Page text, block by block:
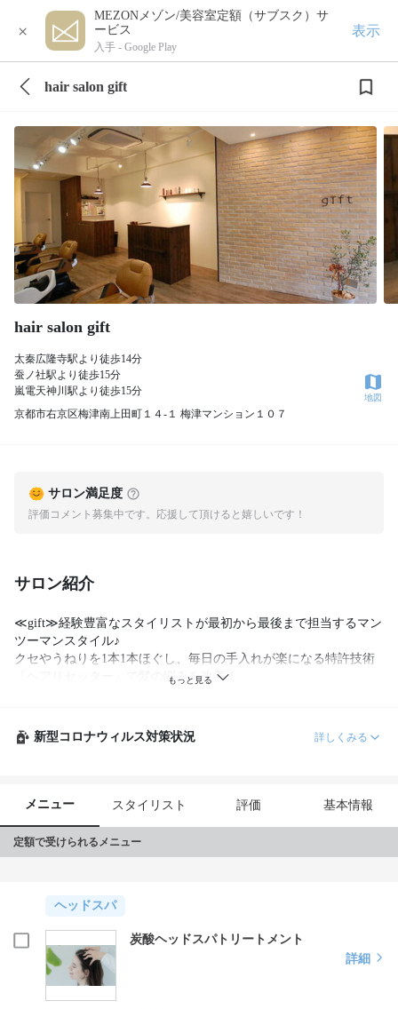
×
MEZONメゾン/美容室定額（サブスク）サ
ービス
入手 - Google Play
表示
hair salon gift
hair salon gift
太秦広隆寺駅より徒歩14分
蚕ノ社駅より徒歩15分
嵐電天神川駅より徒歩15分
京都市右京区梅津南上田町１４-１ 梅津マンション１０７
地図
サロン満足度
評価コメント募集中です。応援して頂けると嬉しいです！
サロン紹介
≪gift≫経験豊富なスタイリストが最初から最後まで担当するマン
ツーマンスタイル♪
クセやうねりを1本1本ほぐし、毎日の手入れが楽になる特許技術
『ヘアリセッター』で髪の悩みを改善！
「嬉しい」が詰まったヘアサロン☆月曜日も営業してます！！
新型コロナウィルス対策状況 詳しくみる
メニュー スタイリスト 評価 基本情報
定額で受けられるメニュー
ヘッドスパ
炭酸ヘッドスパトリートメント
詳細